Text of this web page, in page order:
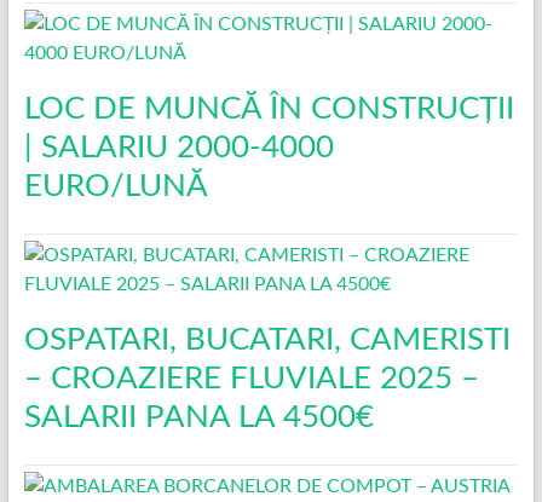
LOC DE MUNCĂ ÎN CONSTRUCŢII
| SALARIU 2000-4000
EURO/LUNĂ
OSPATARI, BUCATARI, CAMERISTI
– CROAZIERE FLUVIALE 2025 –
SALARII PANA LA 4500€